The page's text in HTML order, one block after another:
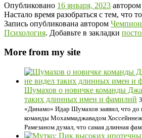
Опубликовано 16 января, 2023 автором
Настало время разобраться с тем, что
Запись опубликована автором
Психология. Добавьте в закладки
More from my site
Шумахов о новичке команды
таких длинных имен и фамилий
«Динамо» Идар Шумахов заявил, что до
команды Мохаммаджавадом
Рамезаном думал, что самая длинная